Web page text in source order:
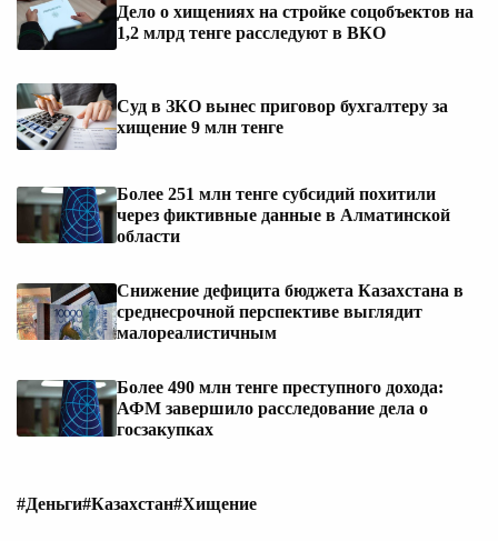
Дело о хищениях на стройке соцобъектов на
1,2 млрд тенге расследуют в ВКО
Суд в ЗКО вынес приговор бухгалтеру за
хищение 9 млн тенге
Более 251 млн тенге субсидий похитили
через фиктивные данные в Алматинской
области
Снижение дефицита бюджета Казахстана в
среднесрочной перспективе выглядит
малореалистичным
Более 490 млн тенге преступного дохода:
АФМ завершило расследование дела о
госзакупках
#Деньги#Казахстан#Хищение